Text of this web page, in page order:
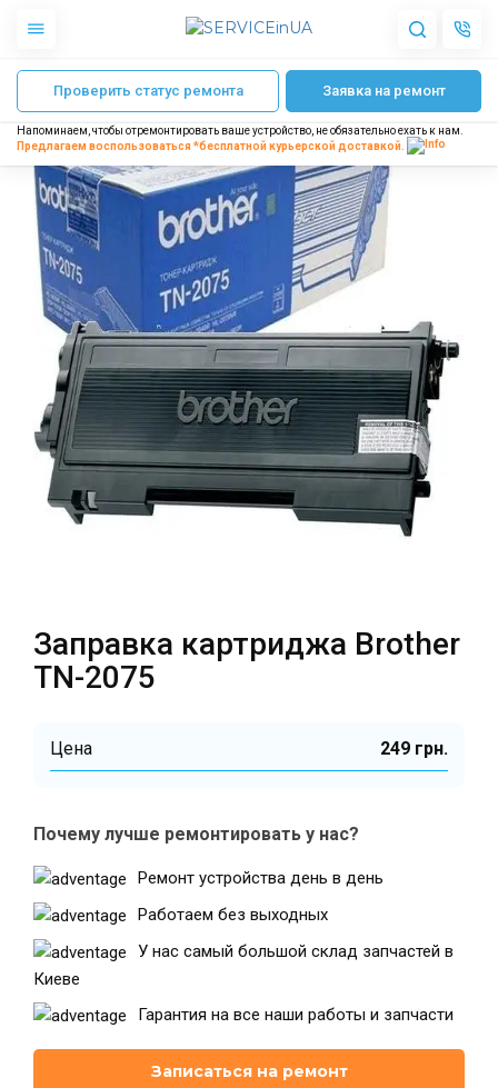
Apple
Гаджеты
Акустика
Бытовая техника
Другое
О нас
Доставка и оплата
Отзывы
Партнерам
Интернет-магазин
Запчасти для смартфонов
Оболонь
г. Киев, ТЦ LAKE PLAZA, ул. Героев
полка «Азов», 12
Дворец "Украина"
г. Киев, ул. Казимира Малевича, 87
Березнева, 16, корпус 3
RU UK
Проверить статус ремонта Заявка на ремонт
Напоминаем, чтобы отремонтировать ваше устройство, не обязательно ехать к нам.
Предлагаем воспользоваться *бесплатнойкурьерской доставкой.
Главная Заправка картриджа Brother TN-2075
Заправка картриджа Brother
TN-2075
Цена 249 грн.
Почему лучше ремонтировать у нас?
Ремонт устройства день в день
Работаем без выходных
У нас самый большой склад запчастей в
Киеве
Гарантия на все наши работы и запчасти
Записаться на ремонт